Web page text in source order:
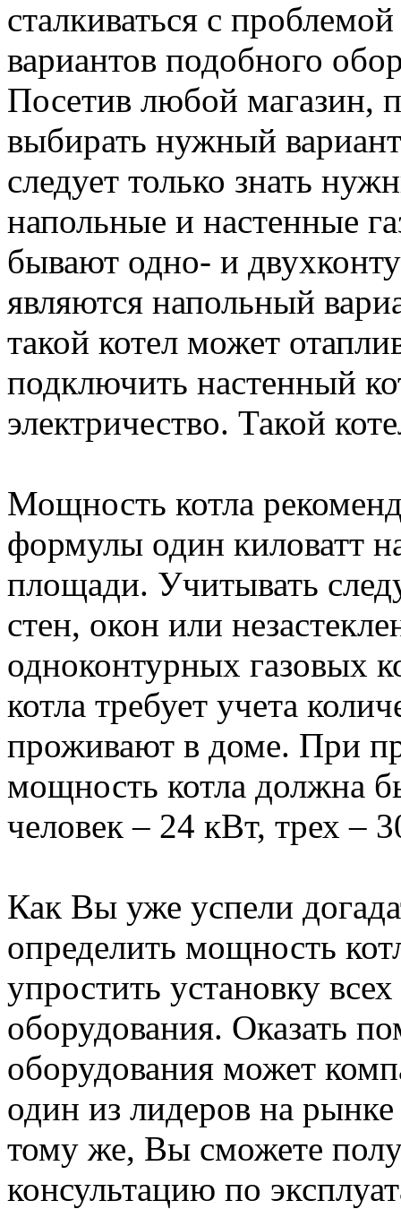
сталкиваться с
вариантов подобного
Посетив любой магазин,
выбирать нужный
следует только знать
напольные и настенные
бывают одно- и
являются напольный
такой котел может
подключить настенный
электричество. Такой
Мощность котла
формулы один киловатт
площади. Учитывать
стен, окон или
одноконтурных газовых
котла требует учета
проживают в доме. При
мощность котла должна
человек – 24 кВт, трех –
Как Вы уже успели
определить мощность
упростить установку
оборудования. Оказать
оборудования может
один из лидеров на
тому же, Вы сможете
консультацию по